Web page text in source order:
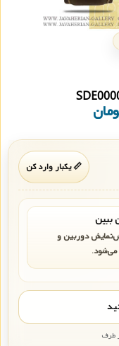
📏 یکبار وارد کن
ببین
دوربین و
می‌شود.